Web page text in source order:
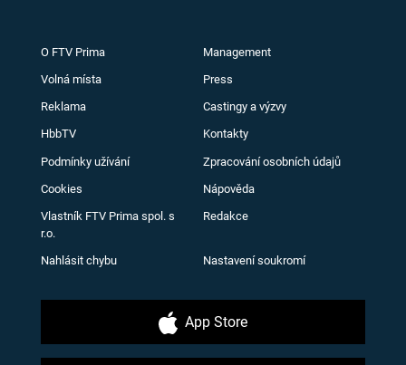
O FTV Prima Management
Volná místa Press
Reklama Castingy a výzvy
HbbTV Kontakty
Podmínky užívání Zpracování osobních údajů
Cookies Nápověda
Vlastník FTV Prima spol. s
r.o.
Redakce
Nahlásit chybu Nastavení soukromí
App Store